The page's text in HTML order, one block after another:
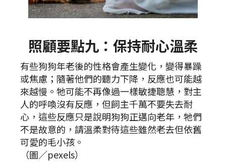
照顧要點九：保持耐心溫柔
有些狗狗年老後的性格會產生變化，變得暴躁
或焦慮；隨著他們的聽力下降，反應也可能越
來越慢。牠可能不再像過一樣敏捷聰慧，對主
人的呼喚沒有反應，但飼主千萬不要失去耐
心，這些反應只是說明狗狗正邁向老年，牠們
不是故意的，請溫柔對待這些雖然老去但依舊
可愛的毛小孩。
（圖／pexels）